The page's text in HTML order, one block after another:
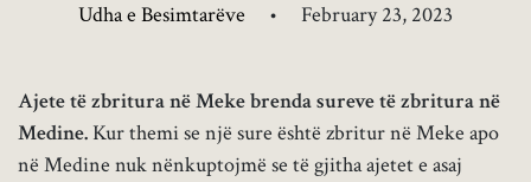
Udha e Besimtarëve • February 23, 2023
Ajete të zbritura në Meke brenda sureve të zbritura në
Medine.Kur themi se një sure është zbritur në Meke apo
në Medine nuk nënkuptojmë se të gjitha ajetet e asaj